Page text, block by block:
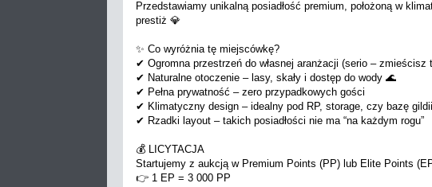
Przedstawiamy unikalną posiadłość premium, położoną w
prestiż 💎
✨ Co wyróżnia tę miejscówkę?
✔ Ogromna przestrzeń do własnej aranżacji (serio –
✔ Naturalne otoczenie – lasy, skały i dostęp do wody 🌊
✔ Pełna prywatność – zero przypadkowych gości
✔ Klimatyczny design – idealny pod RP, storage, czy bazę gildii
✔ Rzadki layout – takich posiadłości nie ma “na każdym rogu”
💰 LICYTACJA
Startujemy z aukcją w Premium Points (PP) lub Elite Points
👉 1 EP = 3 000 PP